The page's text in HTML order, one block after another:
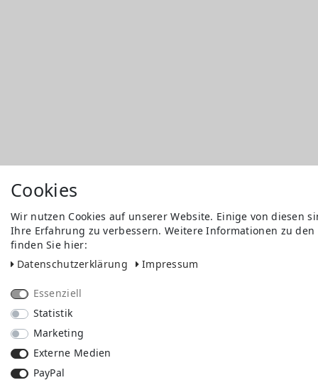
Cookies
Wir nutzen Cookies auf unserer Website. Einige von diesen
Ihre Erfahrung zu verbessern. Weitere Informationen zu
finden Sie hier:
Daten­schutz­erklärung
Impressum
Essenziell
Statistik
Marketing
Externe Medien
PayPal